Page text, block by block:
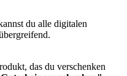
du alle digitalen
das du verschenken